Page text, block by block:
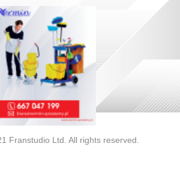
Franstudio Ltd. All rights reserved.